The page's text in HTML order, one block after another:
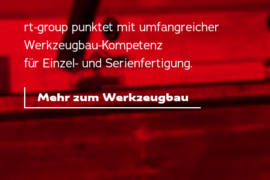
rt-group punktet mit umfangreicher
Werkzeugbau-Kompetenz
für Einzel- und Serienfertigung.
Mehr zum Werkzeugbau